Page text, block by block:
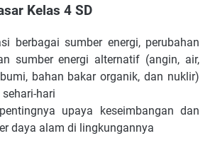
Kelas 4 SD
berbagai sumber energi, perubahan
sumber energi alternatif (angin, air,
bahan bakar organik, dan nuklir)
hari
upaya keseimbangan dan
daya alam di lingkungannya